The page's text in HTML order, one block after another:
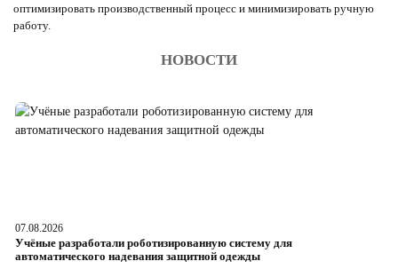
оптимизировать производственный процесс и минимизировать ручную
работу.
НОВОСТИ
07.08.2026
Учёные разработали роботизированную систему для
автоматического надевания защитной одежды